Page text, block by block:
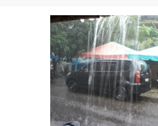
PERISTIWA